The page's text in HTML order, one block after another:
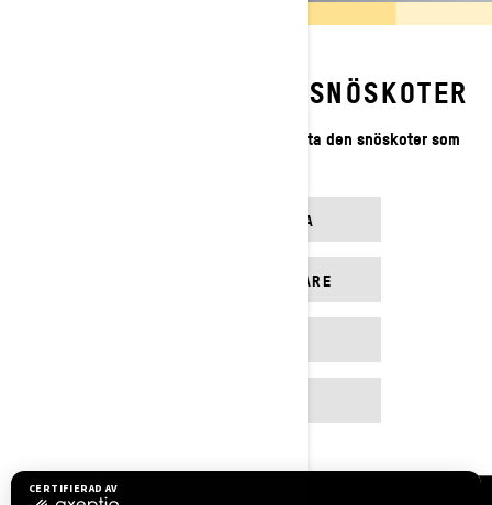
VÄLJ DIN PERFEKTA SNÖSKOTER
Vi har verktygen som hjälper dig att hitta den snöskoter som
HJÄLP MIG VÄLJA
SÖK ÅTERFÖRSÄLJARE